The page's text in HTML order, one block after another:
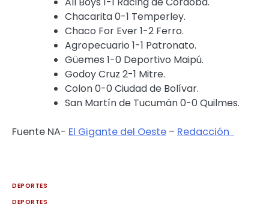
Chacarita 0-1 Temperley.
Chaco For Ever 1-2 Ferro.
Agropecuario 1-1 Patronato.
Güemes 1-0 Deportivo Maipú.
Godoy Cruz 2-1 Mitre.
Colon 0-0 Ciudad de Bolívar.
San Martín de Tucumán 0-0 Quilmes.
Fuente NA- El Gigante del Oeste – Redacción
DEPORTES
DEPORTES